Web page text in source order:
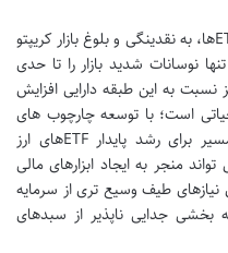
ورود سرمایه های نهادی بیشتر از طریق ETFها، به نقدینگی و بلوغ بازار کریپتو
نوسانات شدید بازار را تا حدی
نسبت به این طبقه دارایی افزایش
است؛ با توسعه چارچوب های
قانونی شفاف تر و سازگار با نوآوری، مسیر برای رشد پایدار ETFهای ارز
منجر به ایجاد ابزارهای مالی
طیف وسیع تری از سرمایه
بخشی جدایی ناپذیر از سبدهای